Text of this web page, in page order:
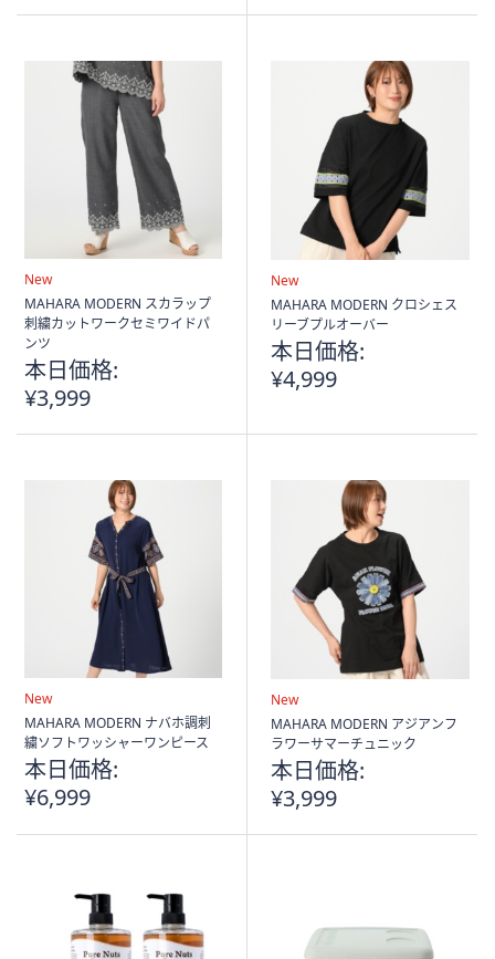
て
New
MAHARA MODERN スカラップ
刺繍カットワークセミワイドパ
ンツ
本日価格:
¥3,999
New
MAHARA MODERN クロシェス
リーブプルオーバー
本日価格:
¥4,999
New
MAHARA MODERN ナバホ調刺
繍ソフトワッシャーワンピース
本日価格:
¥6,999
New
MAHARA MODERN アジアンフ
ラワーサマーチュニック
本日価格:
¥3,999